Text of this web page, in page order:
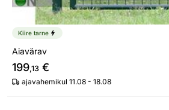
Kiire tarne
Aiavärav
199,13 €
ajavahemikul 11.08 - 18.08